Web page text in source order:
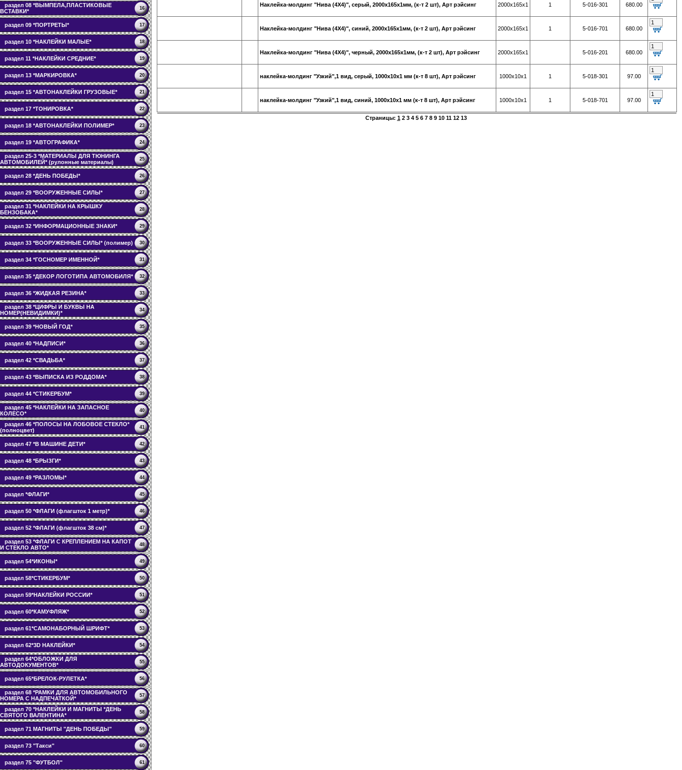
раздел 08 *ВЫМПЕЛА,ПЛАСТИКОВЫЕ
ВСТАВКИ*
16
раздел 09 *ПОРТРЕТЫ* 17
раздел 10 *НАКЛЕЙКИ МАЛЫЕ* 18
раздел 11 *НАКЛЕЙКИ СРЕДНИЕ* 19
раздел 13 *МАРКИРОВКА* 20
раздел 15 *АВТОНАКЛЕЙКИ ГРУЗОВЫЕ* 21
раздел 17 *ТОНИРОВКА* 22
раздел 18 *АВТОНАКЛЕЙКИ ПОЛИМЕР* 23
раздел 19 *АВТОГРАФИКА* 24
раздел 25-3 *МАТЕРИАЛЫ ДЛЯ ТЮНИНГА
АВТОМОБИЛЕЙ* (рулонные материалы)
25
раздел 28 *ДЕНЬ ПОБЕДЫ* 26
раздел 29 *ВООРУЖЕННЫЕ СИЛЫ* 27
раздел 31 *НАКЛЕЙКИ НА КРЫШКУ
БЕНЗОБАКА*
28
раздел 32 *ИНФОРМАЦИОННЫЕ ЗНАКИ* 29
раздел 33 *ВООРУЖЕННЫЕ СИЛЫ* (полимер) 30
раздел 34 *ГОСНОМЕР ИМЕННОЙ* 31
раздел 35 *ДЕКОР ЛОГОТИПА АВТОМОБИЛЯ* 32
раздел 36 *ЖИДКАЯ РЕЗИНА* 33
раздел 38 *ЦИФРЫ И БУКВЫ НА
НОМЕР(НЕВИДИМКИ)*
34
раздел 39 *НОВЫЙ ГОД* 35
раздел 40 *НАДПИСИ* 36
раздел 42 *СВАДЬБА* 37
раздел 43 *ВЫПИСКА ИЗ РОДДОМА* 38
раздел 44 *СТИКЕРБУМ* 39
раздел 45 *НАКЛЕЙКИ НА ЗАПАСНОЕ
КОЛЕСО*
40
раздел 46 *ПОЛОСЫ НА ЛОБОВОЕ СТЕКЛО*
(полноцвет)
41
раздел 47 *В МАШИНЕ ДЕТИ* 42
раздел 48 *БРЫЗГИ* 43
раздел 49 *РАЗЛОМЫ* 44
раздел *ФЛАГИ* 45
раздел 50 *ФЛАГИ (флагшток 1 метр)* 46
раздел 52 *ФЛАГИ (флагшток 38 см)* 47
раздел 53 *ФЛАГИ С КРЕПЛЕНИЕМ НА КАПОТ
И СТЕКЛО АВТО*
48
раздел 54*ИКОНЫ* 49
раздел 58*СТИКЕРБУМ* 50
раздел 59*НАКЛЕЙКИ РОССИИ* 51
раздел 60*КАМУФЛЯЖ* 52
раздел 61*САМОНАБОРНЫЙ ШРИФТ* 53
раздел 62*3D НАКЛЕЙКИ* 54
раздел 64*ОБЛОЖКИ ДЛЯ
АВТОДОКУМЕНТОВ*
55
раздел 65*БРЕЛОК-РУЛЕТКА* 56
раздел 68 *РАМКИ ДЛЯ АВТОМОБИЛЬНОГО
НОМЕРА С НАДПЕЧАТКОЙ*
57
раздел 70 *НАКЛЕЙКИ И МАГНИТЫ *ДЕНЬ
СВЯТОГО ВАЛЕНТИНА*
58
раздел 71 МАГНИТЫ "ДЕНЬ ПОБЕДЫ" 59
раздел 73 "Такси" 60
раздел 75 "ФУТБОЛ" 61
Наклейка-молдинг "Нива (4Х4)", серый, 2000х165х1мм, (к-т 2 шт), Арт рэйсинг 2000х165х1 1 5-016-301 680.00
Наклейка-молдинг "Нива (4Х4)", синий, 2000х165х1мм, (к-т 2 шт), Арт рэйсинг 2000х165х1 1 5-016-701 680.00
Наклейка-молдинг "Нива (4Х4)", черный, 2000х165х1мм, (к-т 2 шт), Арт рэйсинг 2000х165х1 5-016-201 680.00
наклейка-молдинг "Узкий",1 вид, серый, 1000х10х1 мм (к-т 8 шт), Арт рэйсинг 1000х10х1 1 5-018-301 97.00
наклейка-молдинг "Узкий",1 вид, синий, 1000х10х1 мм (к-т 8 шт), Арт рэйсинг 1000х10х1 1 5-018-701 97.00
Страницы: 1 2 3 4 5 6 7 8 9 10 11 12 13